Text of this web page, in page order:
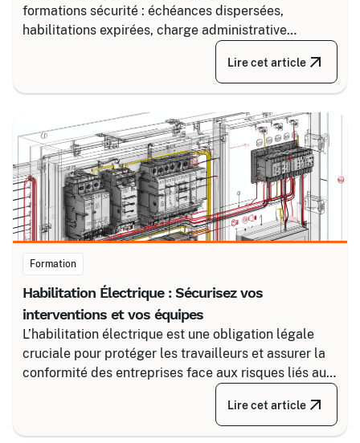
formations sécurité : échéances dispersées,
habilitations expirées, charge administrative
croissante. Découvrez comment structurer un suivi
fiable en associant un partenaire spécialisé comme
Certalis et un logiciel de gestion de formation (TMS).
Lire cet article
Formation
Habilitation Électrique : Sécurisez vos
interventions et vos équipes
L’habilitation électrique est une obligation légale
cruciale pour protéger les travailleurs et assurer la
conformité des entreprises face aux risques liés au
courant. Certalis vous accompagne avec des
formations sur-mesure, initiales ou de recyclage,
pour maîtriser tous les niveaux de sécurité, du
Lire cet article